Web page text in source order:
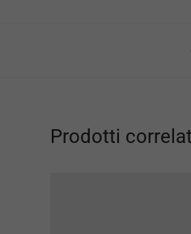
Prodotti